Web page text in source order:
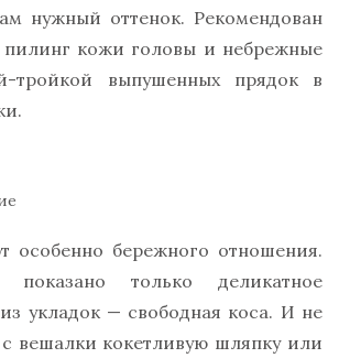
нужный оттенок. Рекомендован
пилинг кожи головы и небрежные
тройкой выпушенных прядок в
особенно бережного отношения.
только деликатное
укладок — свободная коса. И не
с вешалки кокетливую шляпку или